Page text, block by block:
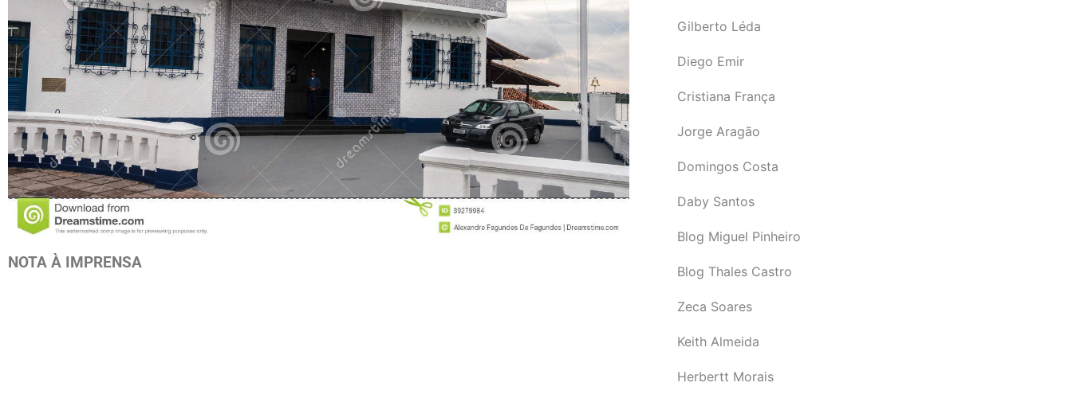
NOTA À IMPRENSA
Gilberto Léda
Diego Emir
Cristiana França
Jorge Aragão
Domingos Costa
Daby Santos
Blog Miguel Pinheiro
Blog Thales Castro
Zeca Soares
Keith Almeida
Herbertt Morais